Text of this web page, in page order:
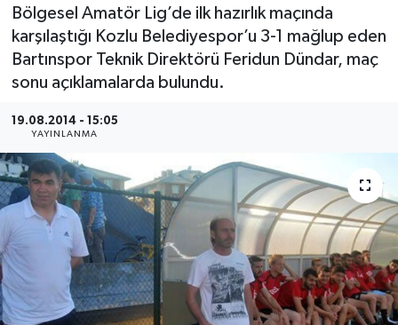
Bölgesel Amatör Lig’de ilk hazırlık maçında
karşılaştığı Kozlu Belediyespor’u 3-1 mağlup eden
Bartınspor Teknik Direktörü Feridun Dündar, maç
sonu açıklamalarda bulundu.
19.08.2014 - 15:05
YAYINLANMA
Medya
Sağlık
Sinema
Sivil Toplum
Siyaset
Spor
Tarım